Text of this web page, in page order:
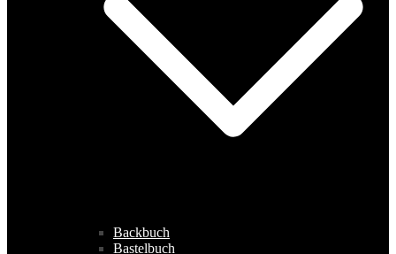
Backbuch
Bastelbuch